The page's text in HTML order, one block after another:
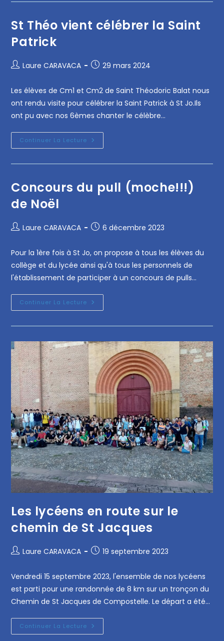
St Théo vient célébrer la Saint
Patrick
Laure CARAVACA 29 mars 2024
Les élèves de Cm1 et Cm2 de Saint Théodoric Balat nous
ont rendu visite pour célébrer la Saint Patrick à St Jo.Ils
ont pu avec nos 6èmes chanter le célèbre…
Continuer La Lecture
Concours du pull (moche!!!)
de Noël
Laure CARAVACA 6 décembre 2023
Pour la 1ère fois à St Jo, on propose à tous les élèves du
collège et du lycée ainsi qu'à tous les personnels de
l'établissement de participer à un concours de pulls…
Continuer La Lecture
Les lycéens en route sur le
chemin de St Jacques
Laure CARAVACA 19 septembre 2023
Vendredi 15 septembre 2023, l'ensemble de nos lycéens
est parti pour une randonnée de 8 km sur un tronçon du
Chemin de St Jacques de Compostelle. Le départ a été…
Continuer La Lecture